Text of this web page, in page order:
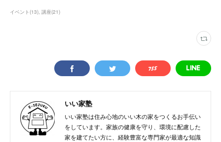
イベント(13) 講座(21)
いい家塾
いい家塾は住み心地のいい木の家をつくるお手伝い
をしています。家族の健康を守り、環境に配慮した
家を建てたい方に、経験豊富な専門家が最適な知識